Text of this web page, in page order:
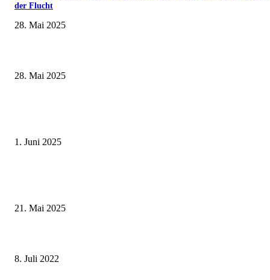
der Flucht
28. Mai 2025
28. Mai 2025
1. Juni 2025
21. Mai 2025
8. Juli 2022